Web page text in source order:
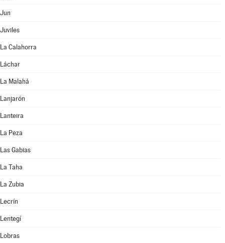
Jun
Juviles
La Calahorra
Láchar
La Malahá
Lanjarón
Lanteira
La Peza
Las Gabias
La Taha
La Zubia
Lecrín
Lentegí
Lobras